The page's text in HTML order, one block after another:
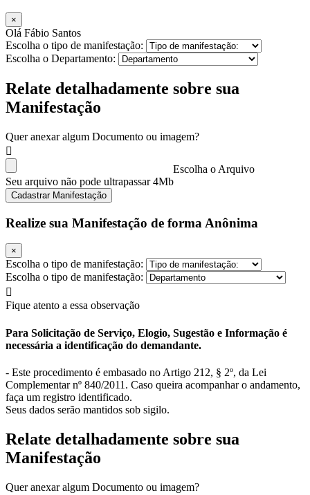
×
Olá Fábio Santos
Escolha o tipo de manifestação:
Escolha o Departamento:
Relate detalhadamente sobre sua
Manifestação
Quer anexar algum Documento ou imagem?
Escolha o Arquivo
Seu arquivo não pode ultrapassar 4Mb
Cadastrar Manifestação
Realize sua Manifestação de forma Anônima
×
Escolha o tipo de manifestação:
Escolha o tipo de manifestação:
Fique atento a essa observação
Para Solicitação de Serviço, Elogio, Sugestão e Informação é
necessária a identificação do demandante.
- Este procedimento é embasado no Artigo 212, § 2º, da Lei
Complementar nº 840/2011. Caso queira acompanhar o andamento,
faça um registro identificado.
Seus dados serão mantidos sob sigilo.
Relate detalhadamente sobre sua
Manifestação
Quer anexar algum Documento ou imagem?